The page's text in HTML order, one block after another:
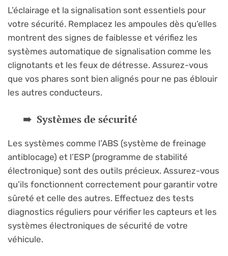
L’éclairage et la signalisation sont essentiels pour
votre sécurité. Remplacez les ampoules dès qu’elles
montrent des signes de faiblesse et vérifiez les
systèmes automatique de signalisation comme les
clignotants et les feux de détresse. Assurez-vous
que vos phares sont bien alignés pour ne pas éblouir
les autres conducteurs.
Systèmes de sécurité
Les systèmes comme l’ABS (système de freinage
antiblocage) et l’ESP (programme de stabilité
électronique) sont des outils précieux. Assurez-vous
qu’ils fonctionnent correctement pour garantir votre
sûreté et celle des autres. Effectuez des tests
diagnostics réguliers pour vérifier les capteurs et les
systèmes électroniques de sécurité de votre
véhicule.